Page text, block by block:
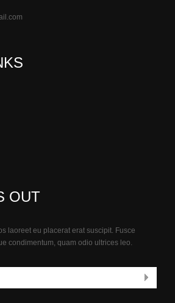
OUT
laoreet eu placerat erat suscipit. Fusce
condimentum, quam odio ultrices leo.